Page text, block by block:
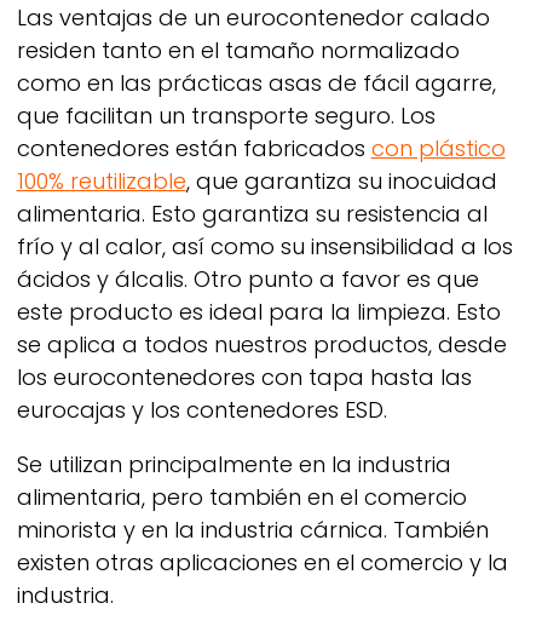
Las ventajas de un eurocontenedor calado
residen tanto en el tamaño normalizado
como en las prácticas asas de fácil agarre,
que facilitan un transporte seguro. Los
contenedores están fabricados con plástico
100% reutilizable, que garantiza su inocuidad
alimentaria. Esto garantiza su resistencia al
frío y al calor, así como su insensibilidad a los
ácidos y álcalis. Otro punto a favor es que
este producto es ideal para la limpieza. Esto
se aplica a todos nuestros productos, desde
los eurocontenedores con tapa hasta las
eurocajas y los contenedores ESD.
Se utilizan principalmente en la industria
alimentaria, pero también en el comercio
minorista y en la industria cárnica. También
existen otras aplicaciones en el comercio y la
industria.